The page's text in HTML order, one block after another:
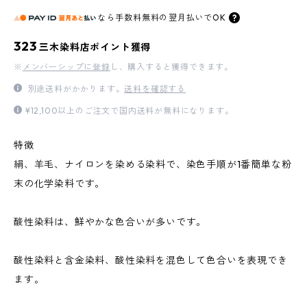
なら 手数料無料の 翌月払いでOK
323 三木染料店ポイント獲得
※ メンバーシップに登録 し、購入すると獲得できます。
別途送料がかかります。送料を確認する
¥12,100以上のご注文で国内送料が無料になります。
特徴
絹、羊毛、ナイロンを染める染料で、染色手順が1番簡単な粉
末の化学染料です。
酸性染料は、鮮やかな色合いが多いです。
酸性染料と含金染料、酸性染料を混色して色合いを表現でき
ます。